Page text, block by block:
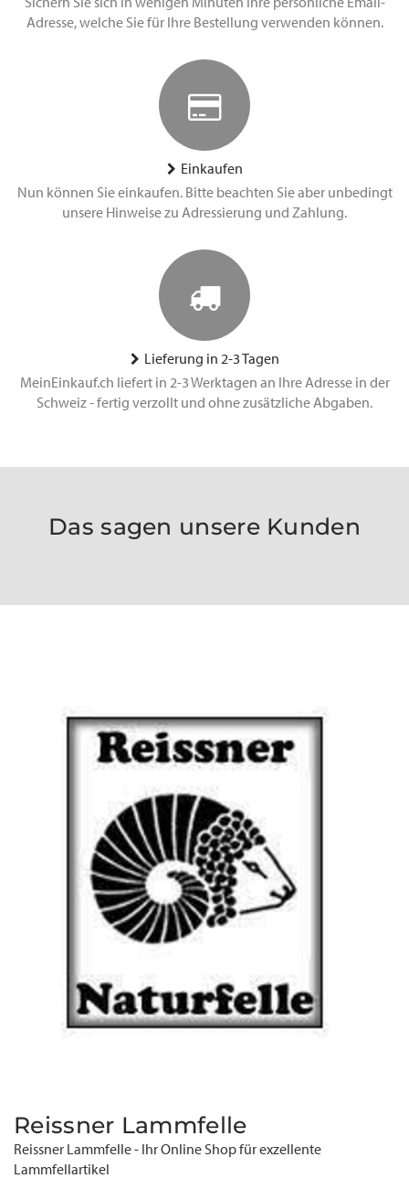
Adresse, welche Sie für Ihre Bestellung verwenden können.
Einkaufen
Nun können Sie einkaufen. Bitte beachten Sie aber unbedingt
unsere Hinweise zu Adressierung und Zahlung.
Lieferung in 2-3 Tagen
MeinEinkauf.ch liefert in 2-3 Werktagen an Ihre Adresse in der
Schweiz - fertig verzollt und ohne zusätzliche Abgaben.
Das sagen unsere Kunden
Reissner Lammfelle
Reissner Lammfelle - Ihr Online Shop für exzellente
Lammfellartikel